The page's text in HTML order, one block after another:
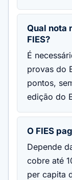
Qual nota
FIES?
É
provas do
pontos,
edição do
O FIES
Depende
cobre até
per capita